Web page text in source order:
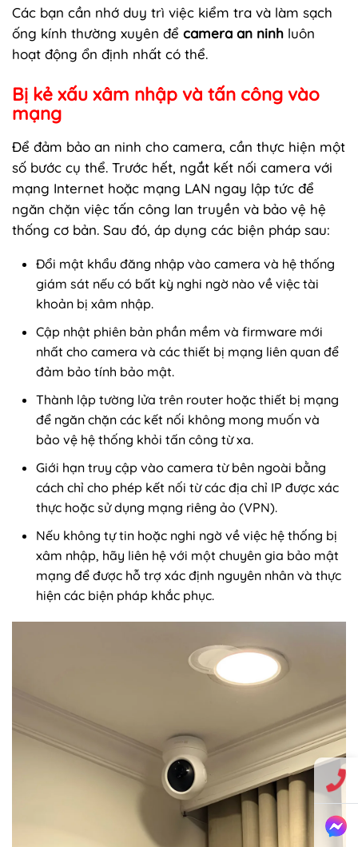
Các bạn cần nhớ duy trì việc kiểm tra và làm sạch
ống kính thường xuyên để camera an ninh luôn
hoạt động ổn định nhất có thể.
Bị kẻ xấu xâm nhập và tấn công vào
mạng
Để đảm bảo an ninh cho camera, cần thực hiện một
số bước cụ thể. Trước hết, ngắt kết nối camera với
mạng Internet hoặc mạng LAN ngay lập tức để
ngăn chặn việc tấn công lan truyền và bảo vệ hệ
thống cơ bản. Sau đó, áp dụng các biện pháp sau:
Đổi mật khẩu đăng nhập vào camera và hệ thống
giám sát nếu có bất kỳ nghi ngờ nào về việc tài
khoản bị xâm nhập.
Cập nhật phiên bản phần mềm và firmware mới
nhất cho camera và các thiết bị mạng liên quan để
đảm bảo tính bảo mật.
Thành lập tường lửa trên router hoặc thiết bị mạng
để ngăn chặn các kết nối không mong muốn và
bảo vệ hệ thống khỏi tấn công từ xa.
Giới hạn truy cập vào camera từ bên ngoài bằng
cách chỉ cho phép kết nối từ các địa chỉ IP được xác
thực hoặc sử dụng mạng riêng ảo (VPN).
Nếu không tự tin hoặc nghi ngờ về việc hệ thống bị
xâm nhập, hãy liên hệ với một chuyên gia bảo mật
mạng để được hỗ trợ xác định nguyên nhân và thực
hiện các biện pháp khắc phục.